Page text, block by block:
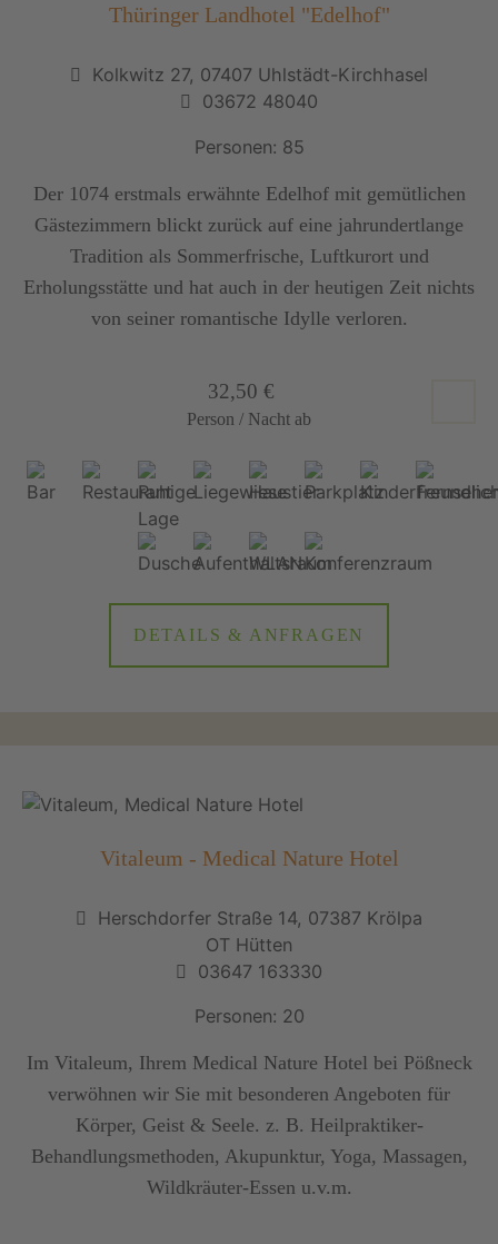
Thüringer Landhotel "Edelhof"
Kolkwitz 27, 07407 Uhlstädt-Kirchhasel
03672 48040
Personen: 85
Der 1074 erstmals erwähnte Edelhof mit gemütlichen
Gästezimmern blickt zurück auf eine jahrundertlange
Tradition als Sommerfrische, Luftkurort und
Erholungsstätte und hat auch in der heutigen Zeit nichts
von seiner romantische Idylle verloren.
32,50 €
Person / Nacht ab
DETAILS & ANFRAGEN
Vitaleum - Medical Nature Hotel
Herschdorfer Straße 14, 07387 Krölpa
OT Hütten
03647 163330
Personen: 20
Im Vitaleum, Ihrem Medical Nature Hotel bei Pößneck
verwöhnen wir Sie mit besonderen Angeboten für
Körper, Geist & Seele. z. B. Heilpraktiker-
Behandlungsmethoden, Akupunktur, Yoga, Massagen,
Wildkräuter-Essen u.v.m.